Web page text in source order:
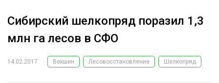
РЕКЛАМОДАТЕЛЯМ
ЛЕСНОЕ ХОЗЯЙСТВО
Сибирский шелкопряд поразил 1,3
млн га лесов в СФО
14.02.2017 Векшин Лесовосстановление Шелкопряд